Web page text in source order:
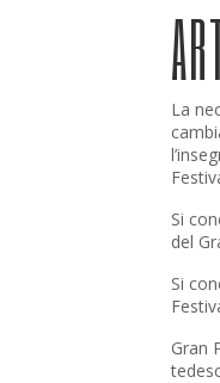
La
Si
del
Si
Gran